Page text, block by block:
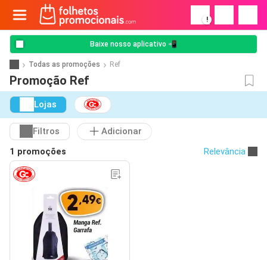
!
Baixe nosso aplicativo 📲
Todas as promoções Ref
Promoção Ref
Lojas
Filtros
Adicionar
1 promoções
Relevância